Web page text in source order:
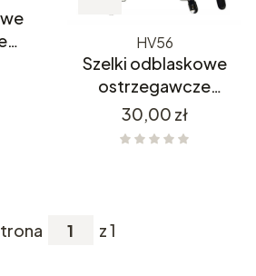
HV56
Szelki odblaskowe
ostrzegawcze
Potwest HV56
Cena
30,00 zł
z 1